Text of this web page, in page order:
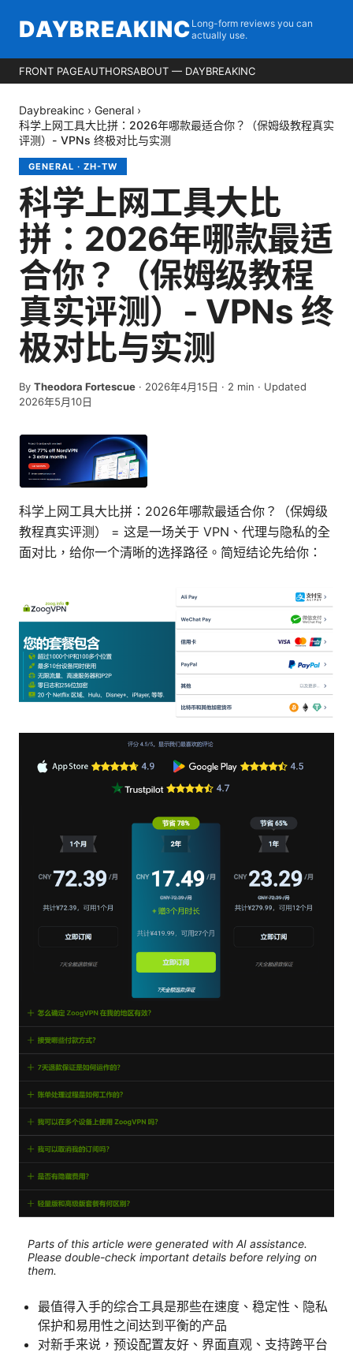
DAYBREAKINC Long-form reviews you can
actually use.
FRONT PAGEAUTHORSABOUT — DAYBREAKINC
Daybreakinc › General ›
科学上网工具大比拼：2026年哪款最适合你？（保姆级教程真实
评测）- VPNs 终极对比与实测
GENERAL · ZH-TW
科学上网工具大比
拼：2026年哪款最适
合你？（保姆级教程
真实评测）- VPNs 终
极对比与实测
By Theodora Fortescue · 2026年4月15日 · 2 min · Updated
2026年5月10日
科学上网工具大比拼：2026年哪款最适合你？（保姆级
教程真实评测） = 这是一场关于 VPN、代理与隐私的全
面对比，给你一个清晰的选择路径。简短结论先给你：
Parts of this article were generated with AI assistance.
Please double-check important details before relying on
them.
最值得入手的综合工具是那些在速度、稳定性、隐私
保护和易用性之间达到平衡的产品
对新手来说，预设配置友好、界面直观、支持跨平台